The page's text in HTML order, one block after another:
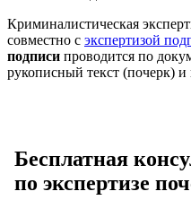
Криминалистическая
совместно с экспертизой
подписи проводится по
рукописный текст (почерк) и
Бесплатная
по экспертизе